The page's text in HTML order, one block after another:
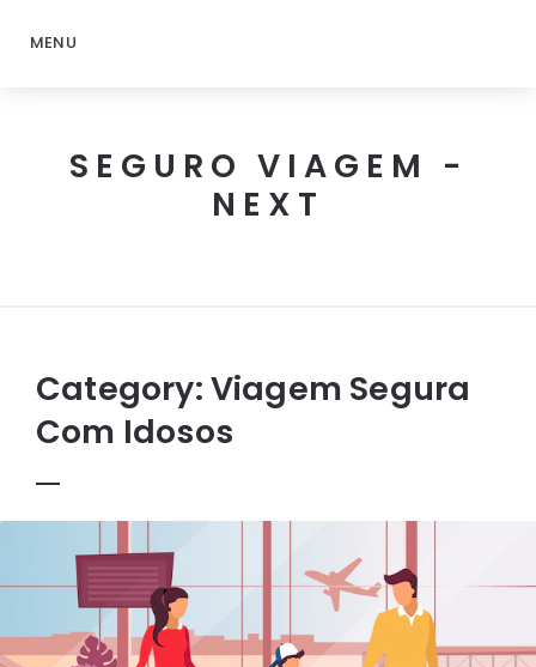
MENU
SEGURO VIAGEM -
NEXT
Category:Viagem Segura
Com Idosos